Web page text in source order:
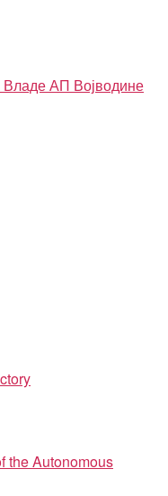
Владе АП Војводине
the Autonomous